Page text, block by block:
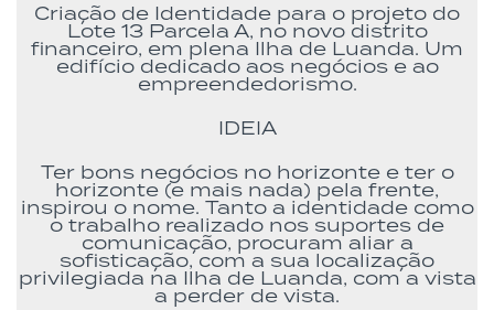
Criação de Identidade para o projeto do
Lote 13 Parcela A, no novo distrito
financeiro, em plena Ilha de Luanda. Um
edifício dedicado aos negócios e ao
empreendedorismo.
IDEIA
Ter bons negócios no horizonte e ter o
horizonte (e mais nada) pela frente,
inspirou o nome. Tanto a identidade como
o trabalho realizado nos suportes de
comunicação, procuram aliar a
sofisticação,com a sua localização
privilegiada na Ilha de Luanda, com a vista
a perder de vista.